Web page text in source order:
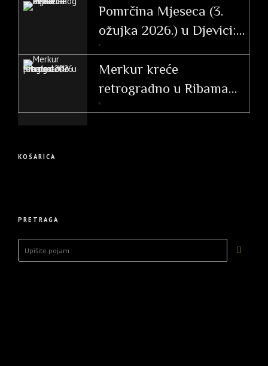
otkrića
Pomrčina Mjeseca (3.
ožujka 2026.) u Djevici:
Vodič i utjecaj po
ascendentu
Merkur kreće
retrogradno u Ribama
(26. 2. – 20. 3. 2026.)
KOŠARICA
PRETRAGA